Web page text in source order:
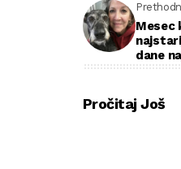
Mesec
dane
Pročitaj Još